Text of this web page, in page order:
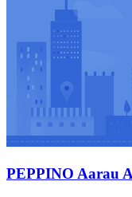
PEPPINO Aarau